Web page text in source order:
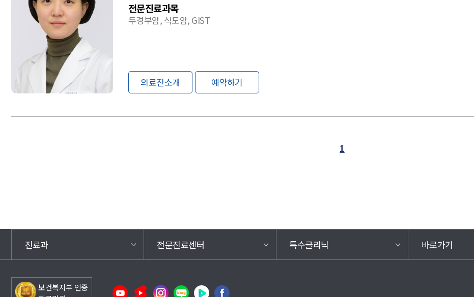
전문진료과목
두경부암, 식도암, GIST
의료진소개 예약하기
1
진료과 전문진료센터 특수클리닉 바로가기
보건복지부 인증